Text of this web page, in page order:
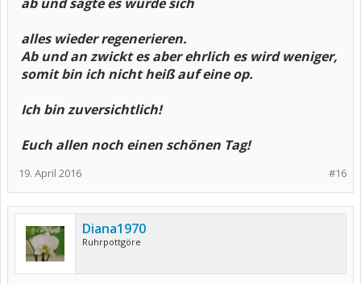
alles wieder regenerieren.
Ab und an zwickt es aber ehrlich es wird weniger,
somit bin ich nicht heiß auf eine op.
Ich bin zuversichtlich!
Euch allen noch einen schönen Tag!
#16
19. April 2016
Diana1970
Ruhrpottgöre